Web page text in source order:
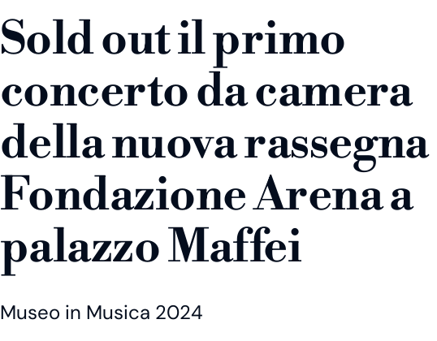
Sold out il primo
concerto da camera
della nuova
Fondazione Arena a
palazzo Maffei
Museo in Musica 2024